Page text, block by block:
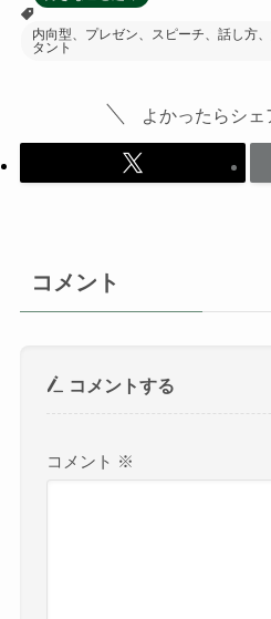
内向型、プレゼン、スピーチ、話し方
タント
よかったらシェ
コメント
コメントする
コメント ※